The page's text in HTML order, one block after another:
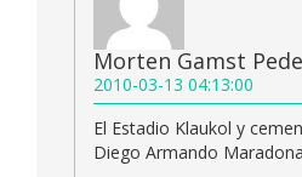
Morten Gamst
2010-03-13 04:13:00
El Estadio Klaukol y
Diego Armando Maradona